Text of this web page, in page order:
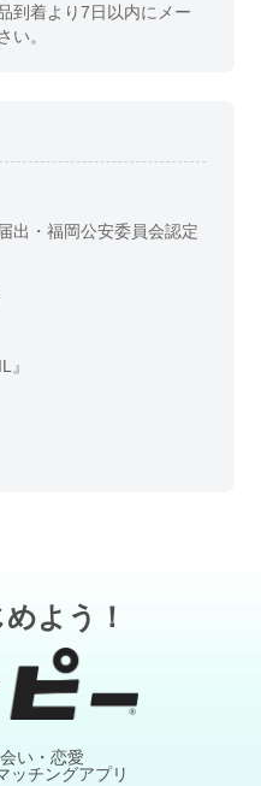
到着より7日以内にメー
い。
出・福岡公安委員会認定
』
よう！
い・恋愛
ッチングアプリ